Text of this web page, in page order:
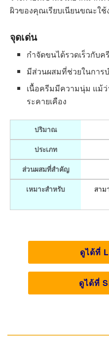
ผิวของคุณเรียบเนียนขณะใช้
จุดเด่น
กำจัดขนได้รวดเร็วกับค
มีส่วนผสมที่ช่วยในการ
เนื้อครีมมีความนุ่ม แม้ว่
ระคายเคือง
ปริมาณ
ประเภท
ส่วนผสมที่สำคัญ
เหมาะสำหรับ
สาม
ดูได้ที่
ดูได้ที่